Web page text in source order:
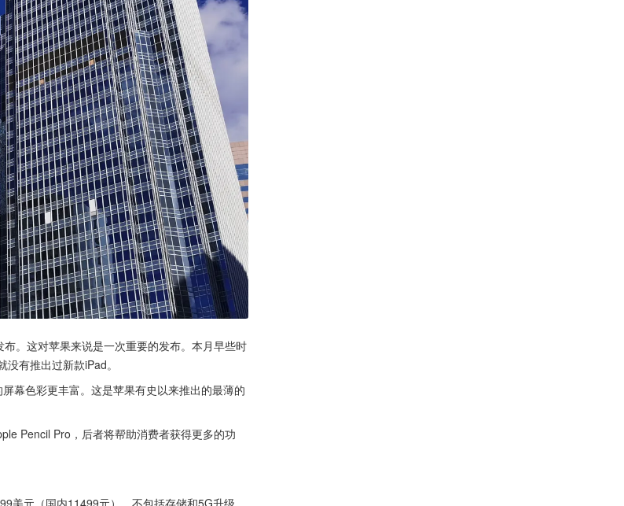
。这对苹果来说是一次重要的发布。本月早些时
有推出过新款iPad。
幕色彩更丰富。这是苹果有史以来推出的最薄的
Pencil Pro，后者将帮助消费者获得更多的功
元（国内11499元），不包括存储和5G升级。